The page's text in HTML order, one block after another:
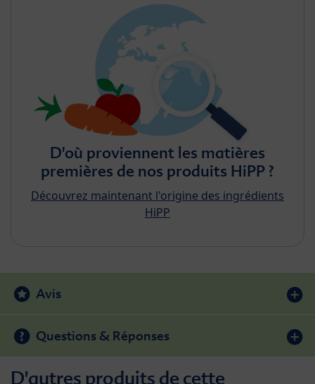
D'où proviennent les matières
premières de nos produits HiPP ?
Découvrez maintenant l'origine des ingrédients
HiPP
Avis
Questions & Réponses
D'autres produits de cette